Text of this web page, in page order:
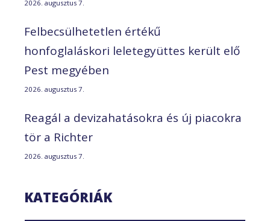
2026. augusztus 7.
Felbecsülhetetlen értékű
honfoglaláskori leletegyüttes került elő
Pest megyében
2026. augusztus 7.
Reagál a devizahatásokra és új piacokra
tör a Richter
2026. augusztus 7.
KATEGÓRIÁK